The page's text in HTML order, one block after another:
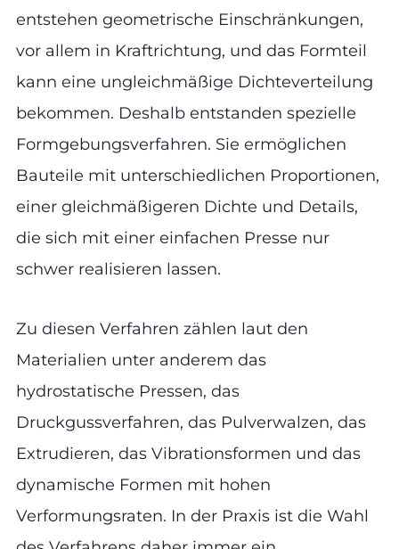
entstehen geometrische Einschränkungen,
vor allem in Kraftrichtung, und das Formteil
kann eine ungleichmäßige Dichteverteilung
bekommen. Deshalb entstanden spezielle
Formgebungsverfahren. Sie ermöglichen
Bauteile mit unterschiedlichen Proportionen,
einer gleichmäßigeren Dichte und Details,
die sich mit einer einfachen Presse nur
schwer realisieren lassen.
Zu diesen Verfahren zählen laut den
Materialien unter anderem das
hydrostatische Pressen, das
Druckgussverfahren, das Pulverwalzen, das
Extrudieren, das Vibrationsformen und das
dynamische Formen mit hohen
Verformungsraten. In der Praxis ist die Wahl